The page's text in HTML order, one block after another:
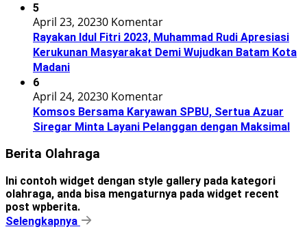
5
April 23, 20230 Komentar
Rayakan Idul Fitri 2023, Muhammad Rudi Apresiasi
Kerukunan Masyarakat Demi Wujudkan Batam Kota
Madani
6
April 24, 20230 Komentar
Komsos Bersama Karyawan SPBU, Sertua Azuar
Siregar Minta Layani Pelanggan dengan Maksimal
Berita Olahraga
Ini contoh widget dengan style gallery pada kategori
olahraga, anda bisa mengaturnya pada widget recent
post wpberita.
Selengkapnya